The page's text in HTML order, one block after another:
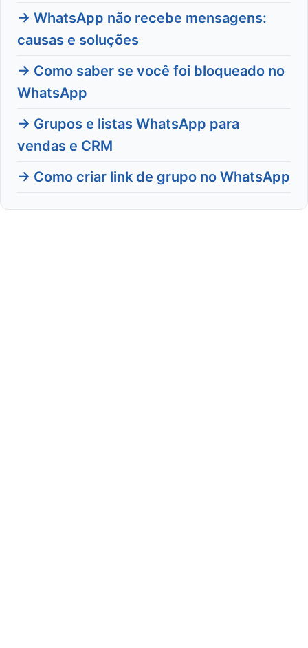
→ WhatsApp não recebe mensagens:
causas e soluções
→ Como saber se você foi bloqueado no
WhatsApp
→ Grupos e listas WhatsApp para
vendas e CRM
→ Como criar link de grupo no WhatsApp